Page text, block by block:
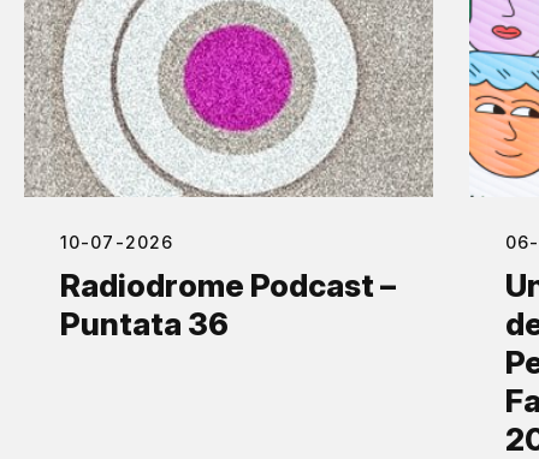
10-07-2026
Radiodrome Podcast –
Puntata 36